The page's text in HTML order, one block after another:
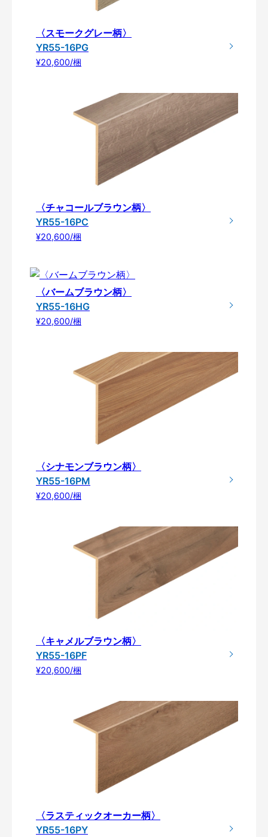
〈スモークグレー柄〉
YR55-16PG
¥20,600/梱
〈チャコールブラウン柄〉
YR55-16PC
¥20,600/梱
〈バームブラウン柄〉
YR55-16HG
¥20,600/梱
〈シナモンブラウン柄〉
YR55-16PM
¥20,600/梱
〈キャメルブラウン柄〉
YR55-16PF
¥20,600/梱
〈ラスティックオーカー柄〉
YR55-16PY